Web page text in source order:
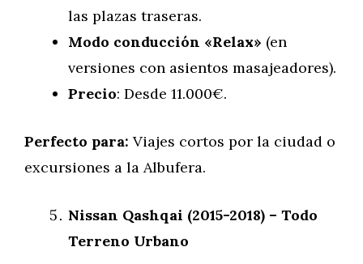
las plazas traseras.
Modo conducción «Relax» (en
versiones con asientos masajeadores).
Precio: Desde 11.000€.
Perfecto para: Viajes cortos por la ciudad o
excursiones a la Albufera.
Nissan Qashqai (2015-2018) – Todo
Terreno Urbano